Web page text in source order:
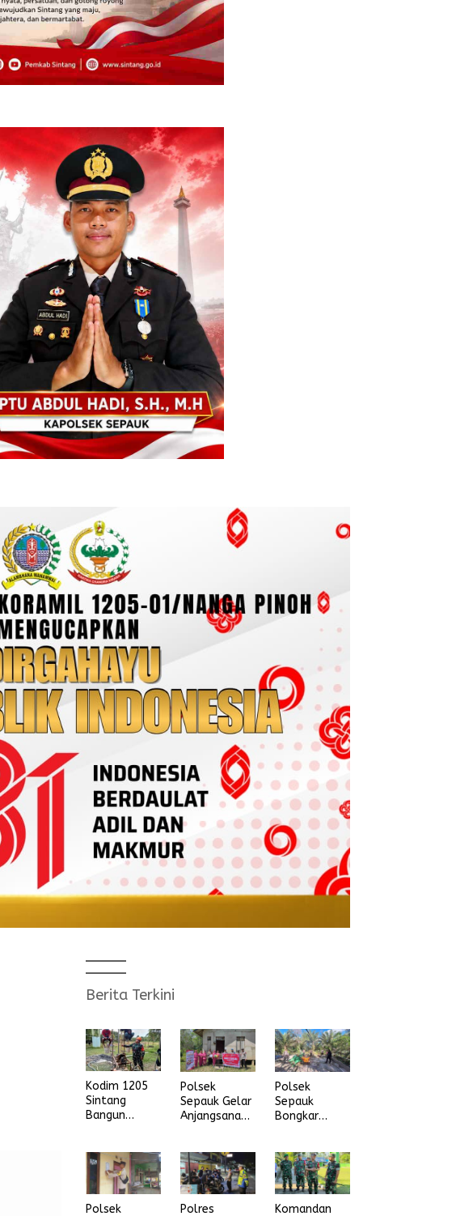
Berita Terkini
Kodim 1205
Sintang
Bangun
Polsek
Sepauk Gelar
Anjangsana
Ke-80
Bhayangkara
Tahun 2026
Polsek
Sepauk
Bongkar
dusun Lepung
Beruang Desa
Sekubang KM
38 Kayu Lapis
Polsek
Polres
Komandan